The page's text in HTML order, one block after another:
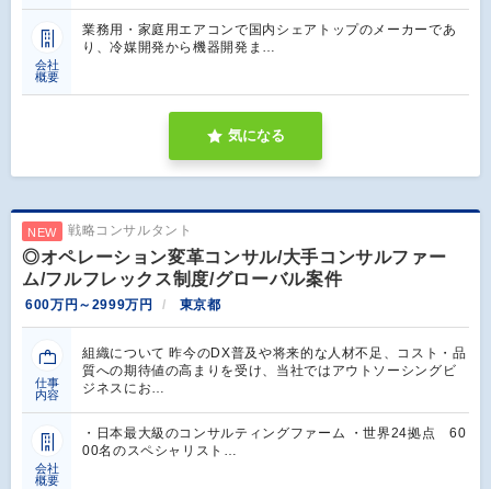
会社
概要
業務用・家庭用エアコンで国内シェアトップのメーカーであ
り、冷媒開発から機器開発ま…
気になる
NEW 戦略コンサルタント
◎オペレーション変革コンサル/大手コンサルファー
ム/フルフレックス制度/グローバル案件
600万円～2999万円 東京都
仕事
内容
組織について 昨今のDX普及や将来的な人材不足、コスト・品
質への期待値の高まりを受け、当社ではアウトソーシングビ
ジネスにお…
会社
概要
・日本最大級のコンサルティングファーム ・世界24拠点 60
00名のスペシャリスト…